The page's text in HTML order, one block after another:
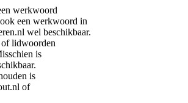
werkwoord
een werkwoord in
wel beschikbaar.
lidwoorden
is
is
of